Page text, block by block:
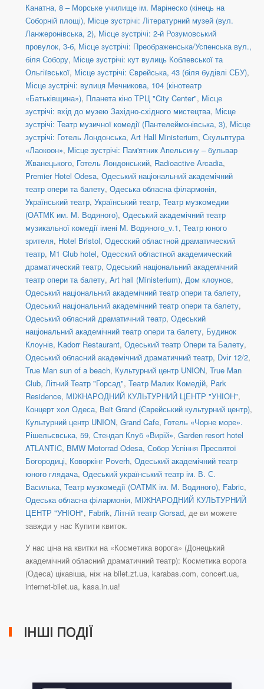
Канатна, 8 – Морське училище ім. Марінеско (кінець на
Соборній площі), Місце зустрічі: Літературний музей (вул.
Ланжеронівська, 2), Місце зустрічі: 2-й Розумовський
провулок, 3-б, Місце зустрічі: Преображенська/Успенська вул.,
біля Собору, Місце зустрічі: кут вулиць Коблевської та
Ольгіївської, Місце зустрічі: Єврейська, 43 (біля будівлі СБУ),
Місце зустрічі: вулиця Мечникова, 104 (кінотеатр
«Батьківщина»), Планета кіно ТРЦ "City Center", Місце
зустрічі: вхід до музею Західно-східного мистецтва, Місце
зустрічі: Театр музичної комедії (Пантелеймонівська, 3), Місце
зустрічі: Готель Лондонська, Art Hall Ministerium, Скульптура
«Лаокоон», Місце зустрічі: Пам'ятник Апельсину – бульвар
Жванецького, Готель Лондонський, Radioactive Arcadia,
Premier Hotel Odesa, Одеський національний академічний
театр опери та балету, Одеська обласна філармонія,
Український театр, Український театр, Театр музкомедии
(ОАТМК им. М. Водяного), Одеський академічний театр
музикальної комедії імені М. Водяного_v.1, Театр юного
зрителя, Hotel Bristol, Одесский областной драматический
театр, М1 Club hotel, Одесский областной академический
драматический театр, Одеський національний академічний
театр опери та балету, Art hall (Ministerium), Дом клоунов,
Одеський національний академічний театр опери та балету,
Одеський національний академічний театр опери та балету,
Одеський обласний драматичний театр, Одеський
національний академічний театр опери та балету, Будинок
Клоунів, Kadorr Restaurant, Одеський театр Опери та Балету,
Одеський обласний академічний драматичний театр, Dvіr 12/2,
True Man sun of a beach, Культурний центр UNION, True Man
Club, Літний Театр "Горсад", Театр Малих Комедій, Park
Residence, МІЖНАРОДНИЙ КУЛЬТУРНИЙ ЦЕНТР "УНІОН",
Концерт хол Одеса, Beit Grand (Єврейський культурний центр),
Культурний центр UNION, Grand Cafe, Готель «Чорне море».
Рішельєвська, 59, Стендап Клуб «Вирій», Garden resort hotel
ATLANTIC, BMW Motorrad Odesa, Собор Успіння Пресвятої
Богородиці, Коворкінг Poverh, Одеський академічний театр
юного глядача, Одеський український театр ім. В. С.
Василька, Театр музкомедії (ОАТМК ім. М. Водяного), Fabric,
Одеська обласна філармонія, МІЖНАРОДНИЙ КУЛЬТУРНИЙ
ЦЕНТР "УНІОН", Fabrik, Літній театр Gorsad, де ви можете
завжди у нас Купити квиток.
У нас ціна на квитки на «Косметика ворога» (Донецький
академічний обласний драматичний театр): Косметика ворога
(Одеса) цікавіша, ніж на bilet.zt.ua, karabas.com, concert.ua,
internet-bilet.ua, kasa.in.ua!
ІНШІ ПОДІЇ